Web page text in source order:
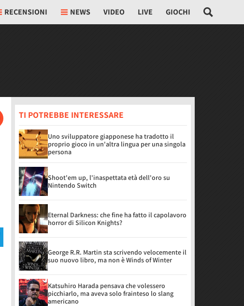
RECENSIONI NEWS VIDEO LIVE GIOCHI
TI POTREBBE INTERESSARE
Uno sviluppatore giapponese ha tradotto il
proprio gioco in un'altra lingua per una singola
persona
Shoot'em up, l'inaspettata età dell'oro su
Nintendo Switch
Eternal Darkness: che fine ha fatto il capolavoro
horror di Silicon Knights?
George R.R. Martin sta scrivendo velocemente il
suo nuovo libro, ma non è Winds of Winter
Katsuhiro Harada pensava che volessero
picchiarlo, ma aveva solo frainteso lo slang
americano